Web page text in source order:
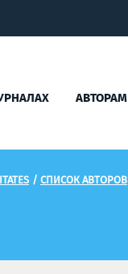
АВТОРАМ
/ СПИСОК АВТОРОВ